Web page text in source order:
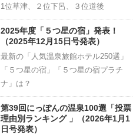
1位草津、２位下呂、３位道後
2025年度「５つ星の宿」発表！
（2025年12月15日号発表）
最新の「人気温泉旅館ホテル250選」
「５つ星の宿」「５つ星の宿プラチ
ナ」は？
第39回にっぽんの温泉100選「投票
理由別ランキング 」（2026年1月1
日号発表）